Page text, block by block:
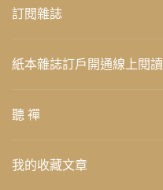
訂閱雜誌
紙本雜誌訂戶開通線上閱讀
聽 禪
我的收藏文章